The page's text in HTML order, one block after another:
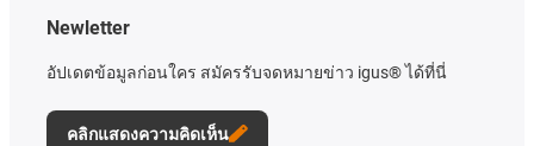
Newletter
อัปเดตข้อมูลก่อนใคร สมัครรับจดหมายข่าว igus® ได้ที่นี่
คลิกแสดงความคิดเห็น